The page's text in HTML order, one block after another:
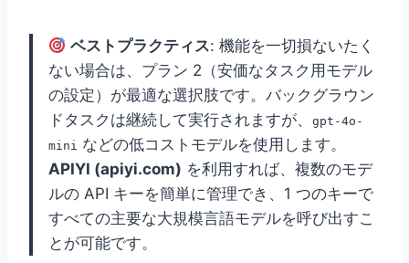
ベストプラクティス: 機能を一切損ないたく
ない場合は、プラン 2（安価なタスク用モデル
の設定）が最適な選択肢です。バックグラウン
ドタスクは継続して実行されますが、
gpt-4o-
mini などの低コストモデルを使用します。
APIYI (apiyi.com) を利用すれば、複数のモデ
ルの API キーを簡単に管理でき、1 つのキーで
すべての主要な大規模言語モデルを呼び出すこ
とが可能です。